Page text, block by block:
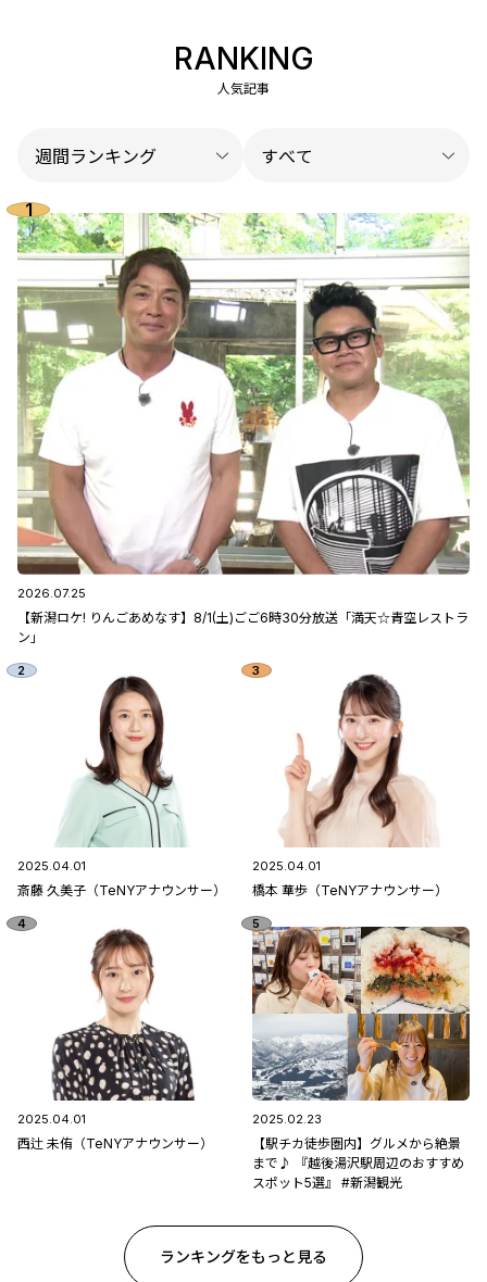
RANKING
人気記事
2026.07.25
【新潟ロケ! りんごあめなす】8/1(土)ごご6時30分放送「満天☆青空レストラ
ン」
2025.04.01
斎藤 久美子（TeNYアナウンサー）
2025.04.01
橋本 華歩（TeNYアナウンサー）
2025.04.01
西辻 未侑（TeNYアナウンサー）
2025.02.23
【駅チカ徒歩圏内】グルメから絶景
まで♪ 『越後湯沢駅周辺のおすすめ
スポット5選』 #新潟観光
ランキングをもっと見る